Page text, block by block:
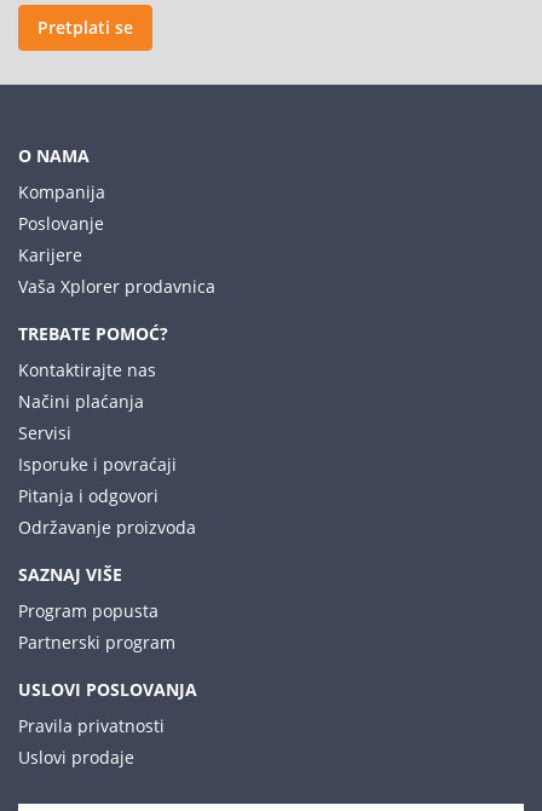
Pretplati se
O NAMA
Kompanija
Poslovanje
Karijere
Vaša Xplorer prodavnica
TREBATE POMOĆ?
Kontaktirajte nas
Načini plaćanja
Servisi
Isporuke i povraćaji
Pitanja i odgovori
Održavanje proizvoda
SAZNAJ VIŠE
Program popusta
Partnerski program
USLOVI POSLOVANJA
Pravila privatnosti
Uslovi prodaje